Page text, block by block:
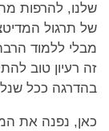
שלנו, להרפות
של תרגול
מבלי ללמוד
זה רעיון טוב
בהדרגה ככל
כאן, נפנה את